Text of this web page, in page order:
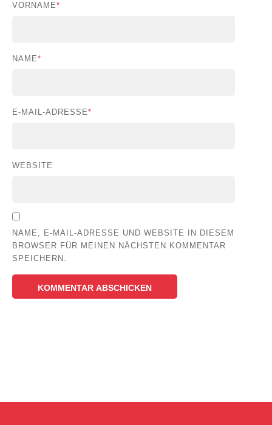
VORNAME*
NAME*
E-MAIL-ADRESSE*
WEBSITE
NAME, E-MAIL-ADRESSE UND WEBSITE IN DIESEM
BROWSER FÜR MEINEN NÄCHSTEN KOMMENTAR
SPEICHERN.